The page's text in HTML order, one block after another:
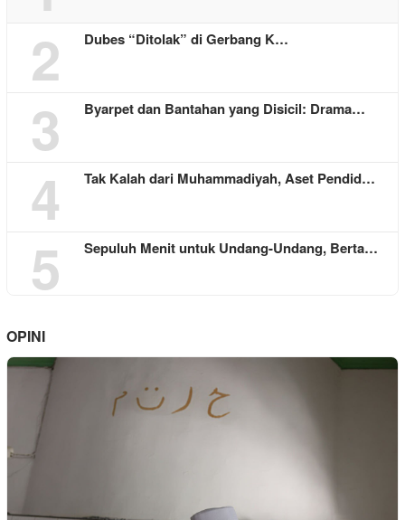
2 Dubes “Ditolak” di Gerbang K…
3 Byarpet dan Bantahan yang Disicil: Drama…
4 Tak Kalah dari Muhammadiyah, Aset Pendid…
5 Sepuluh Menit untuk Undang-Undang, Berta…
OPINI